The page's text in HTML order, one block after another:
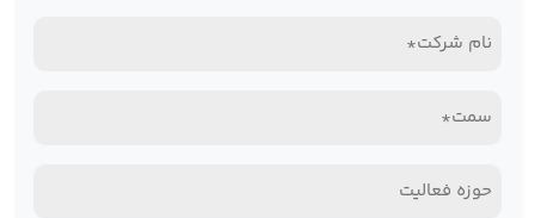
(Required)(Required)نام
(Required)سمت*
حوزه